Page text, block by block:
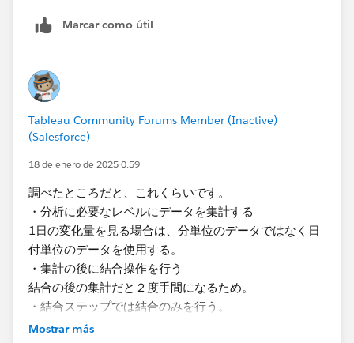
Marcar como útil
Tableau Community Forums Member (Inactive)
(Salesforce)
18 de enero de 2025 0:59
調べたところだと、これくらいです。
・分析に必要なレベルにデータを集計する
1日の変化量を見る場合は、分単位のデータではなく日
付単位のデータを使用する。
・集計の後に結合操作を行う
結合の後の集計だと２度手間になるため。
・結合ステップでは結合のみを行う。
データ型の変更などは前後のクリーニングステップで行
Mostrar más